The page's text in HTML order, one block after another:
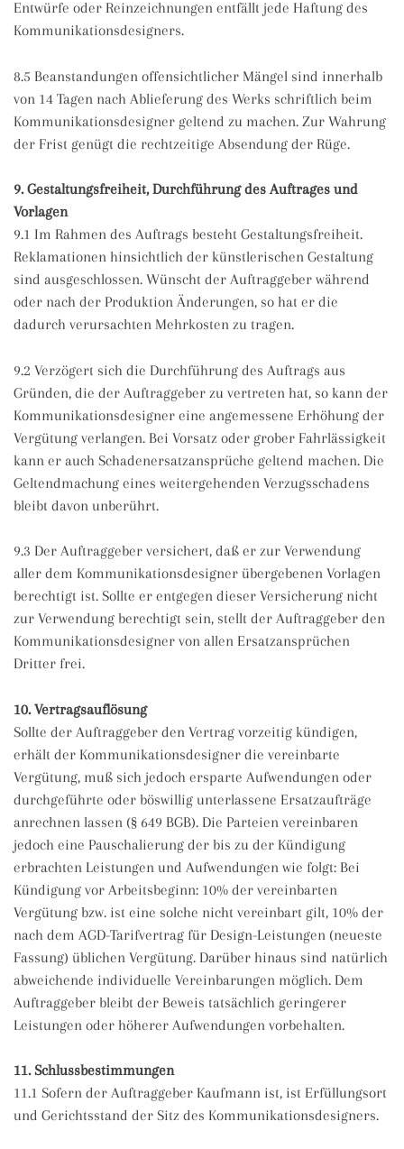
Entwürfe oder Reinzeichnungen entfällt jede Haftung des
Kommunikationsdesigners.
8.5 Beanstandungen offensichtlicher Mängel sind innerhalb
von 14 Tagen nach Ablieferung des Werks schriftlich beim
Kommunikationsdesigner geltend zu machen. Zur Wahrung
der Frist genügt die rechtzeitige Absendung der Rüge.
9. Gestaltungsfreiheit, Durchführung des Auftrages und
Vorlagen
9.1 Im Rahmen des Auftrags besteht Gestaltungsfreiheit.
Reklamationen hinsichtlich der künstlerischen Gestaltung
sind ausgeschlossen. Wünscht der Auftraggeber während
oder nach der Produktion Änderungen, so hat er die
dadurch verursachten Mehrkosten zu tragen.
9.2 Verzögert sich die Durchführung des Auftrags aus
Gründen, die der Auftraggeber zu vertreten hat, so kann der
Kommunikationsdesigner eine angemessene Erhöhung der
Vergütung verlangen. Bei Vorsatz oder grober Fahrlässigkeit
kann er auch Schadenersatzansprüche geltend machen. Die
Geltendmachung eines weitergehenden Verzugsschadens
bleibt davon unberührt.
9.3 Der Auftraggeber versichert, daß er zur Verwendung
aller dem Kommunikationsdesigner übergebenen Vorlagen
berechtigt ist. Sollte er entgegen dieser Versicherung nicht
zur Verwendung berechtigt sein, stellt der Auftraggeber den
Kommunikationsdesigner von allen Ersatzansprüchen
Dritter frei.
10. Vertragsauflösung
Sollte der Auftraggeber den Vertrag vorzeitig kündigen,
erhält der Kommunikationsdesigner die vereinbarte
Vergütung, muß sich jedoch ersparte Aufwendungen oder
durchgeführte oder böswillig unterlassene Ersatzaufträge
anrechnen lassen (§ 649 BGB). Die Parteien vereinbaren
jedoch eine Pauschalierung der bis zu der Kündigung
erbrachten Leistungen und Aufwendungen wie folgt: Bei
Kündigung vor Arbeitsbeginn: 10% der vereinbarten
Vergütung bzw. ist eine solche nicht vereinbart gilt, 10% der
nach dem AGD-Tarifvertrag für Design-Leistungen (neueste
Fassung) üblichen Vergütung. Darüber hinaus sind natürlich
abweichende individuelle Vereinbarungen möglich. Dem
Auftraggeber bleibt der Beweis tatsächlich geringerer
Leistungen oder höherer Aufwendungen vorbehalten.
11. Schlussbestimmungen
11.1 Sofern der Auftraggeber Kaufmann ist, ist Erfüllungsort
und Gerichtsstand der Sitz des Kommunikationsdesigners.